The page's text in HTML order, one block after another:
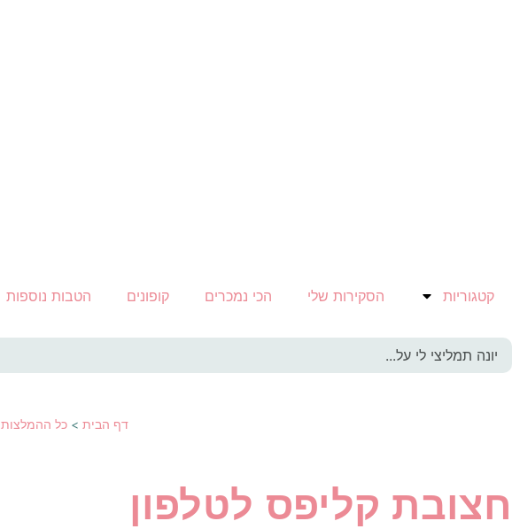
קטגוריות הסקירות שלי הכי נמכרים קופונים הטבות נוספות
דף הבית >כל ההמלצות
חצובת קליפס לטלפון